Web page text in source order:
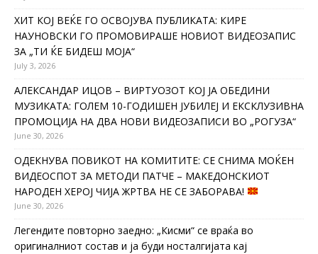
ХИТ КОЈ ВЕЌЕ ГО ОСВОЈУВА ПУБЛИКАТА: КИРЕ
НАУНОВСКИ ГО ПРОМОВИРАШЕ НОВИОТ ВИДЕОЗАПИС
ЗА „ТИ ЌЕ БИДЕШ МОЈА“
July 3, 2026
АЛЕКСАНДАР ИЦОВ – ВИРТУОЗОТ КОЈ ЈА ОБЕДИНИ
МУЗИКАТА: ГОЛЕМ 10-ГОДИШЕН ЈУБИЛЕЈ И ЕКСКЛУЗИВНА
ПРОМОЦИЈА НА ДВА НОВИ ВИДЕОЗАПИСИ ВО „РОГУЗА“
June 30, 2026
ОДЕКНУВА ПОВИКОТ НА КОМИТИТЕ: СЕ СНИМА МОЌЕН
ВИДЕОСПОТ ЗА МЕТОДИ ПАТЧЕ – МАКЕДОНСКИОТ
НАРОДЕН ХЕРОЈ ЧИЈА ЖРТВА НЕ СЕ ЗАБОРАВА!
June 30, 2026
Легендите повторно заедно: „Кисми“ се враќа во
оригиналниот состав и ја буди носталгијата кај